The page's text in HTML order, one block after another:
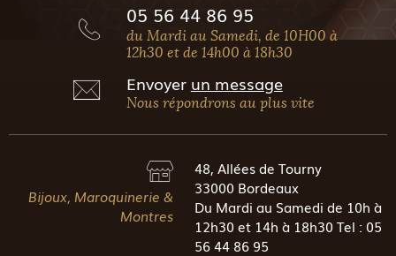
05 56 44 86 95
du Mardi au Samedi, de 10H00 à
12h30 et de 14h00 à 18h30
Envoyer un message
Nous répondrons au plus vite
Bijoux, Maroquinerie &
Montres
48, Allées de Tourny
33000 Bordeaux
Du Mardi au Samedi de 10h à
12h30 et 14h à 18h30 Tel : 05
56 44 86 95